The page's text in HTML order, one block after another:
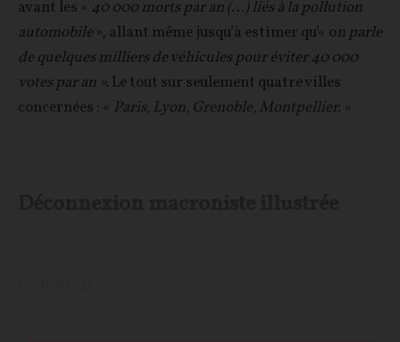
avant les « 40 000 morts par an (…) liés à la pollution
automobile », allant même jusqu’à estimer qu’« on parle
de quelques milliers de véhicules pour éviter 40 000
votes par an ». Le tout sur seulement quatre villes
concernées : « Paris, Lyon, Grenoble, Montpellier. »